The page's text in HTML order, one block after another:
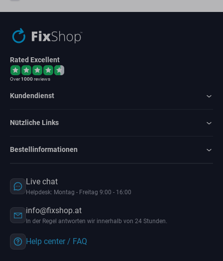
Rated Excellent
Over1000reviews
Kundendienst
Nützliche Links
Bestellinformationen
Live chat
Helpdesk: Montag - Freitag 9:00 - 16:00
info@fixshop.at
In der Regel antworten wir innerhalb von 24 Stunden.
Help center / FAQ